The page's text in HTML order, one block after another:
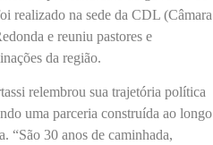
realizado na sede da CDL (Câmara
e reuniu pastores e
da região.
relembrou sua trajetória política
uma parceria construída ao longo
“São 30 anos de caminhada,